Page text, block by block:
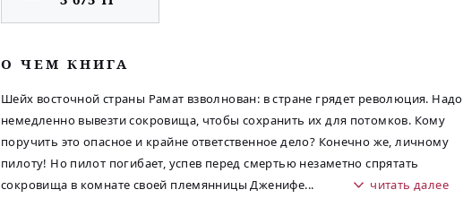
O ЧЕМ КНИГА
Шейх восточной страны Рамат взволнован: в стране грядет революция. Надо
немедленно вывезти сокровища, чтобы сохранить их для потомков. Кому
поручить это опасное и крайне ответственное дело? Конечно же, личному
пилоту! Но пилот погибает, успев перед смертью незаметно спрятать
сокровища в комнате своей племянницы Дженифе... читать далее